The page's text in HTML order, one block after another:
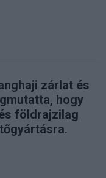
zárlat és
hogy
földrajzilag